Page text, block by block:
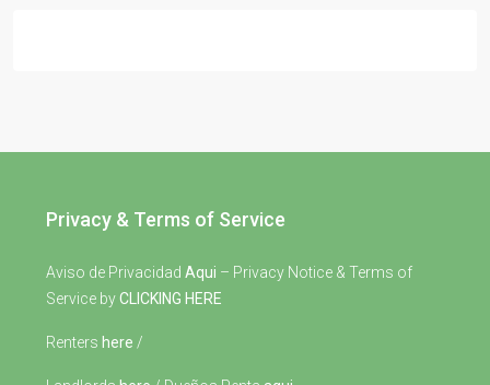
Privacy & Terms of Service
Aviso de Privacidad Aqui – Privacy Notice & Terms of
Service byCLICKING HERE
Renters here /